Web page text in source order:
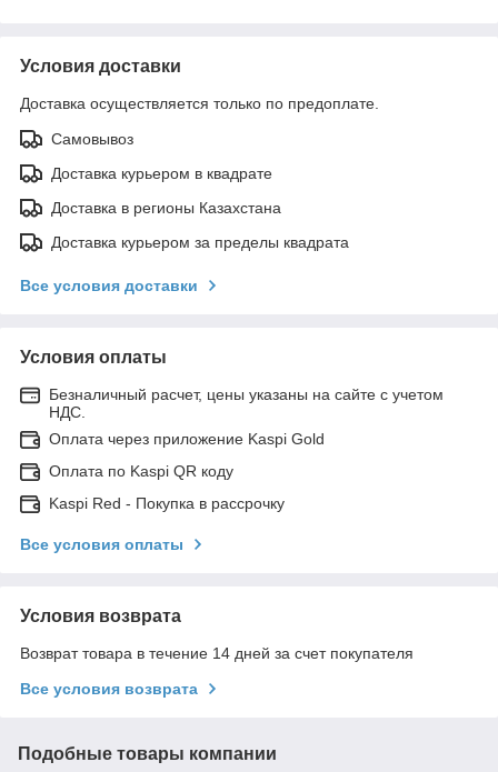
Условия доставки
Доставка осуществляется только по предоплате.
Самовывоз
Доставка курьером в квадрате
Доставка в регионы Казахстана
Доставка курьером за пределы квадрата
Все условия доставки
Условия оплаты
Безналичный расчет, цены указаны на сайте с учетом
НДС.
Оплата через приложение Kaspi Gold
Оплата по Kaspi QR коду
Kaspi Red - Покупка в рассрочку
Все условия оплаты
Условия возврата
Возврат товара в течение 14 дней за счет покупателя
Все условия возврата
Подобные товары компании